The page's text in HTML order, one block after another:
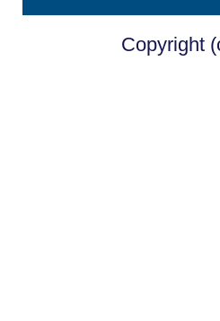
Copyright